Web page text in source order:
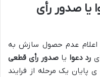
یا صدور رأی
عدم حصول سازش به
رد دعوا یا صدور رأی قطعی
یک مرحله از فرایند